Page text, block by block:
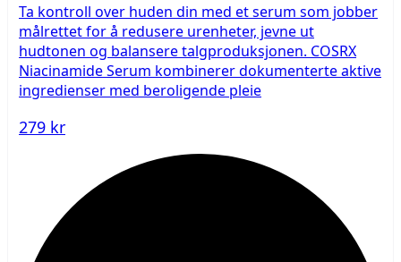
Ta kontroll over huden din med et serum som jobber
målrettet for å redusere urenheter, jevne ut
hudtonen og balansere talgproduksjonen. COSRX
Niacinamide Serum kombinerer dokumenterte aktive
ingredienser med beroligende pleie
279 kr